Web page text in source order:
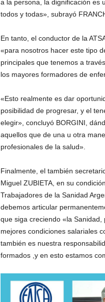
a la persona, la dignificación es
todos y todas», subrayó
En tanto, el conductor de la
«para nosotros hacer este tipo
principales que tenemos a
los mayores formadores de
«Esto realmente es dar
posibilidad de progresar, y el
elegir», concluyó BORGINI,
aquellos que de una u otra
profesionales de la salud».
Finalmente, el también
Miguel ZUBIETA, en su
Trabajadores de la Sanidad
debemos articular
que siga creciendo «la
mejores condiciones salariales
también es nuestra
formados ,y en esto estamos